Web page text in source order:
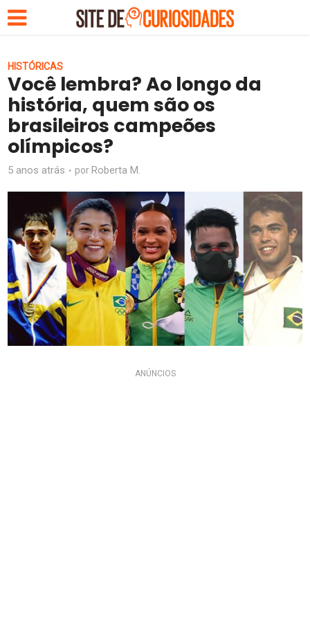
HISTÓRICAS
Você lembra? Ao longo da
história, quem são os
brasileiros campeões
olímpicos?
5 anos atrás por Roberta M.
ANÚNCIOS